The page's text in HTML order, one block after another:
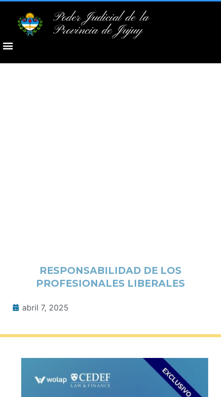
Poder Judicial de la
Provincia de Jujuy
RESPONSABILIDAD DE LOS
PROFESIONALES LIBERALES
abril 7, 2025